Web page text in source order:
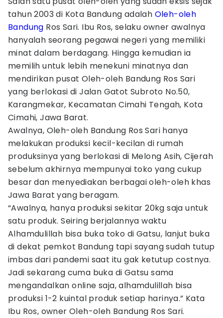
tahun 2003 di Kota Bandung adalah Oleh-oleh
Bandung Ros Sari. Ibu Ros, selaku owner awalnya
hanyalah seorang pegawai negeri yang memiliki
minat dalam berdagang. Hingga kemudian ia
memilih untuk lebih menekuni minatnya dan
mendirikan pusat Oleh-oleh Bandung Ros Sari
yang berlokasi di Jalan Gatot Subroto No.50,
Karangmekar, Kecamatan Cimahi Tengah, Kota
Cimahi, Jawa Barat.
Awalnya, Oleh-oleh Bandung Ros Sari hanya
melakukan produksi kecil-kecilan di rumah
produksinya yang berlokasi di Melong Asih, Cijerah
sebelum akhirnya mempunyai toko yang cukup
besar dan menyediakan berbagai oleh-oleh khas
Jawa Barat yang beragam.
“Awalnya, hanya produksi sekitar 20kg saja untuk
satu produk. Seiring berjalannya waktu
Alhamdulillah bisa buka toko di Gatsu, lanjut buka
di dekat pemkot Bandung tapi sayang sudah tutup
imbas dari pandemi saat itu gak ketutup costnya.
Jadi sekarang cuma buka di Gatsu sama
mengandalkan online saja, alhamdulillah bisa
produksi 1-2 kuintal produk setiap harinya.” Kata
Ibu Ros, owner Oleh-oleh Bandung Ros Sari.